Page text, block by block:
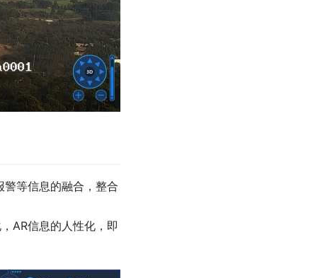
等信息的融合，整合
AR信息的人性化，即